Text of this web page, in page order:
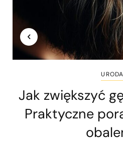
URODA
Jak zwiększyć
Praktyczne